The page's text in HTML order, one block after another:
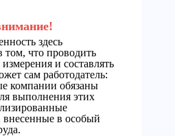
здесь
том, что проводить
и составлять
сам работодатель:
компании обязаны
выполнения этих
внесенные в особый